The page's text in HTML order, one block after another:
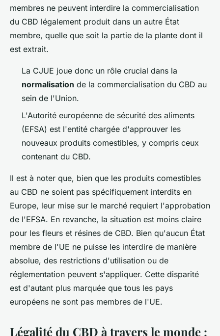
membres ne peuvent interdire la commercialisation
du CBD légalement produit dans un autre État
membre, quelle que soit la partie de la plante dont il
est extrait.
La CJUE joue donc un rôle crucial dans la
normalisation de la commercialisation du CBD au
sein de l'Union.
L'Autorité européenne de sécurité des aliments
(EFSA) est l'entité chargée d'approuver les
nouveaux produits comestibles, y compris ceux
contenant du CBD.
Il est à noter que, bien que les produits comestibles
au CBD ne soient pas spécifiquement interdits en
Europe, leur mise sur le marché requiert l'approbation
de l'EFSA. En revanche, la situation est moins claire
pour les fleurs et résines de CBD. Bien qu'aucun État
membre de l'UE ne puisse les interdire de manière
absolue, des restrictions d'utilisation ou de
réglementation peuvent s'appliquer. Cette disparité
est d'autant plus marquée que tous les pays
européens ne sont pas membres de l'UE.
Légalité du CBD à travers le monde :